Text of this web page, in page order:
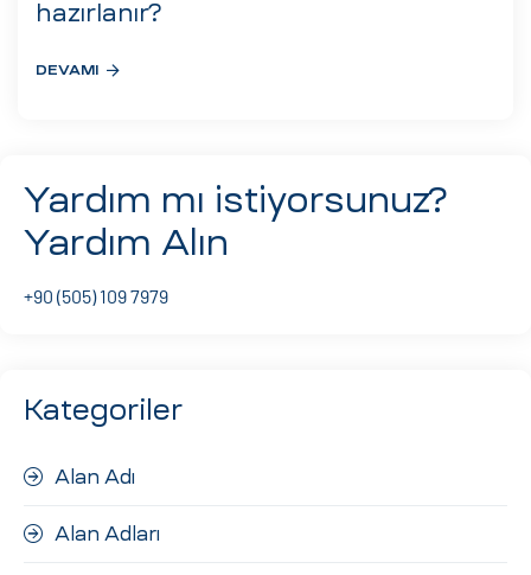
hazırlanır?
DEVAMI
Yardım mı istiyorsunuz?
Yardım Alın
+90 (505) 109 7979
Kategoriler
Alan Adı
Alan Adları